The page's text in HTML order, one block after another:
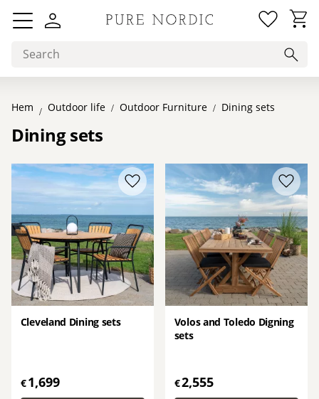
Menu
Basket
Hem Outdoor life Outdoor Furniture Dining sets
Dining sets
Cleveland Dining sets
€1,699
Add to favorites
Volos and Toledo Digning
sets
€2,555
Add